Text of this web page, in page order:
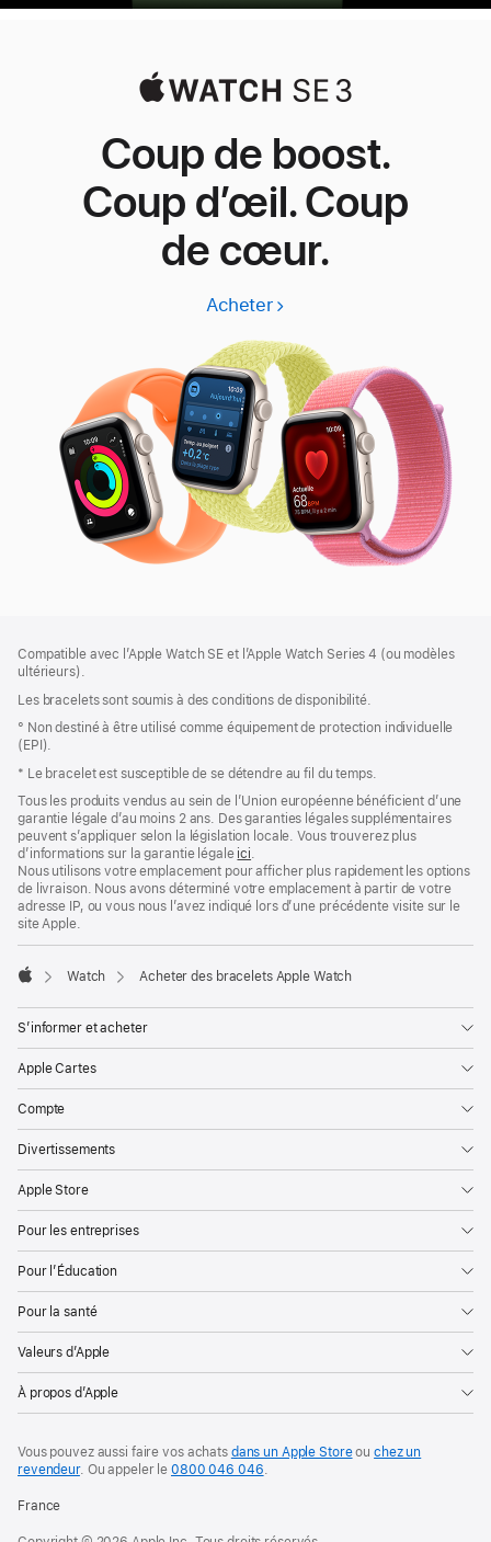
Coup de boost.
Coup d’œil. Coup
de cœur.
AcheterApple
SE
de
page
de
de
page
Compatible avec l’Apple Watch SE et l’Apple Watch Series 4 (ou modèles
ultérieurs).
Les bracelets sont soumis à des conditions de disponibilité.
° Non destiné à être utilisé comme équipement de protection individuelle
(EPI).
* Le bracelet est susceptible de se détendre au fil du temps.
Tous les produits vendus au sein de l’Union européenne bénéficient d’une
garantie légale d’au moins 2 ans. Des garanties légales supplémentaires
peuvent s’appliquer selon la législation locale. Vous trouverez plus
d’informations sur la garantie légale ici.
Nous utilisons votre emplacement pour afficher plus rapidement les options
de livraison. Nous avons déterminé votre emplacement à partir de votre
adresse IP, ou vous nous l’avez indiqué lors d’une précédente visite sur le
site Apple.
Watch Acheter des bracelets Apple Watch
S’informer et acheter
Apple Cartes
Compte
Divertissements
Apple Store
Pour les entreprises
Pour l’Éducation
Pour la santé
Valeurs d’Apple
À propos d’Apple
Vous pouvez aussi faire vos achats dans un Apple Storeouchez un
revendeur. Ouappeler le0800 046 046.
France